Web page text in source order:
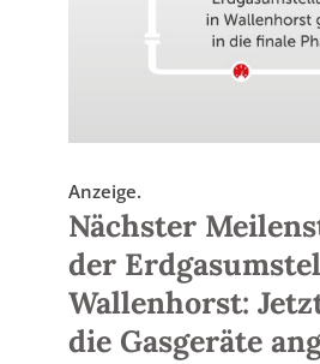
Anzeige.
Nächster
der
Wallenhorst:
die Gasgeräte